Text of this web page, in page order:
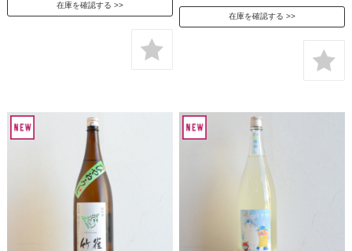
在庫を確認する
在庫を確認する